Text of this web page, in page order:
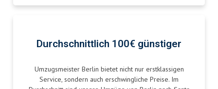
Durchschnittlich 100€ günstiger
Umzugsmeister Berlin bietet nicht nur erstklassigen
Service, sondern auch erschwingliche Preise. Im